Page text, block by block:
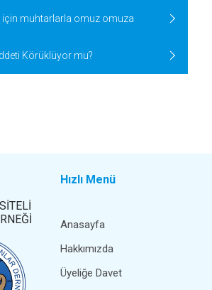
için muhtarlarla omuz omuza
Körüklüyor mu?
Hızlı Menü
Anasayfa
Hakkımızda
Üyeliğe Davet